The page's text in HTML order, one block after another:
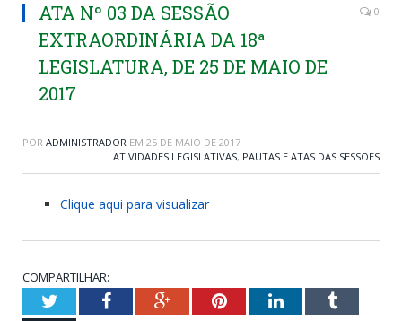
ATA Nº 03 DA SESSÃO
EXTRAORDINÁRIA DA 18ª
LEGISLATURA, DE 25 DE MAIO DE
2017
0
POR ADMINISTRADOR EM 25 DE MAIO DE 2017
ATIVIDADES LEGISLATIVAS, PAUTAS E ATAS DAS SESSÕES
Clique aqui para visualizar
COMPARTILHAR:
TwitterFacebookGoogle+PinterestLinkedInTumblr